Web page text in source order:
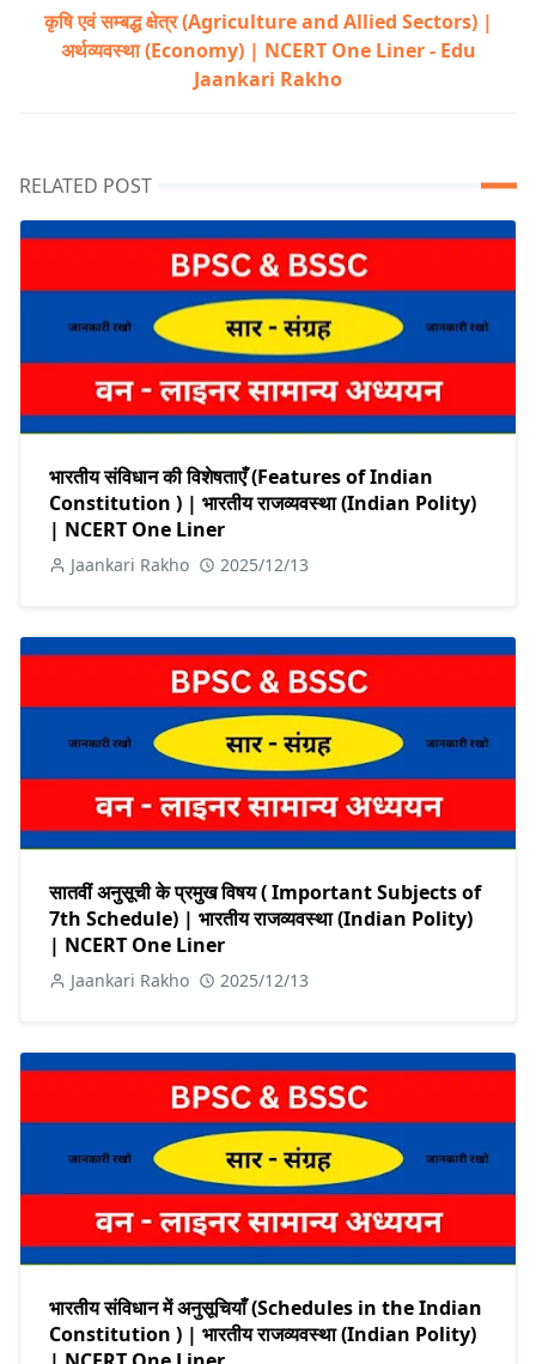
कृषि एवं सम्बद्ध क्षेत्र (Agriculture and Allied Sectors) |
अर्थव्यवस्था (Economy) | NCERT One Liner - Edu
Jaankari Rakho
RELATED POST
भारतीय संविधान की विशेषताएँ (Features of Indian
Constitution ) | भारतीय राजव्यवस्था (Indian Polity)
| NCERT One Liner
Jaankari Rakho 2025/12/13
सातवीं अनुसूची के प्रमुख विषय ( Important Subjects of
7th Schedule) | भारतीय राजव्यवस्था (Indian Polity)
| NCERT One Liner
Jaankari Rakho 2025/12/13
भारतीय संविधान में अनुसूचियाँ (Schedules in the Indian
Constitution ) | भारतीय राजव्यवस्था (Indian Polity)